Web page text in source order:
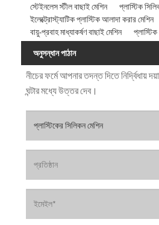
স্টেইনলেস স্টীল বাছাই মেশিন
প্লাস্টিক
ইলেক্ট্রোস্ট্যাটিক প্লাস্টিক আলাদা করার মেশিন
বায়ু-প্রবাহ মাধ্যাকর্ষণ বাছাই মেশিন
অনুসন্ধান পাঠান
নীচের ফর্মে আপনার তদন্ত দিতে নির্দ্বিধায়
ঘন্টার মধ্যে উত্তর দেব।